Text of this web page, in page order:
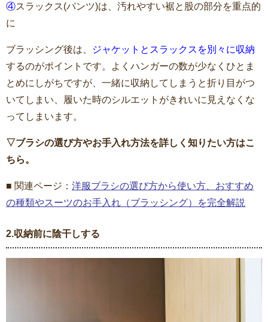
④スラックス(パンツ)は、汚れやすい裾と股の部分を重点的
に
ブラッシング後は、
ジャケットとスラックスを別々に収納
するのがポイントです。よくハンガーの数が少なくひとま
とめにしがちですが、一緒に収納してしまうと折り目がつ
いてしまい、履いた時のシルエットがきれいに見えなくな
ってしまいます。
▽ブラシの選び方やお手入れ方法を詳しく知りたい方はこ
ちら。
■ 関連ページ： 洋服ブラシの選び方から使い方、おすすめ
の種類やスーツのお手入れ（ブラッシング）を完全解説
2.収納前に陰干しする